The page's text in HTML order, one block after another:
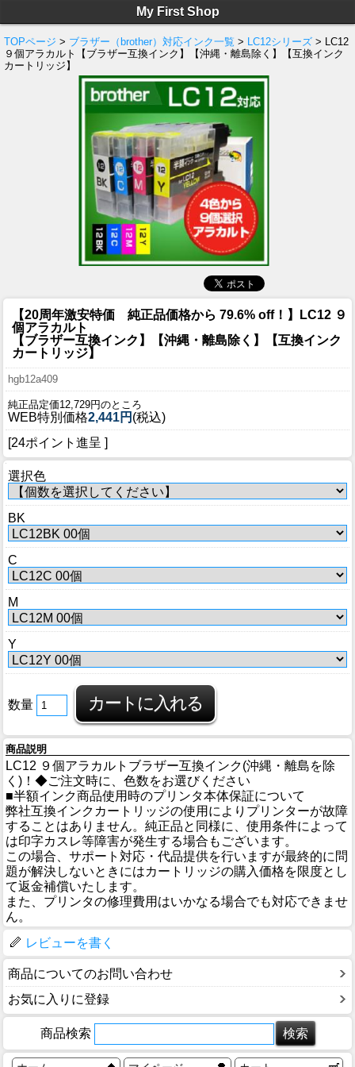
My First Shop
TOPページ > ブラザー（brother）対応インク一覧 > LC12シリーズ > LC12
９個アラカルト【ブラザー互換インク】【沖縄・離島除く】【互換インク
カートリッジ】
【20周年激安特価 純正品価格から 79.6% off！】
LC12 ９
個アラカルト
【ブラザー互換インク】【沖縄・離島除く】【互換インク
カートリッジ】
hgb12a409
純正品定価12,729円のところ
WEB特別価格2,441円 (税込)
[24ポイント進呈 ]
選択色
BK
C
M
Y
数量
商品説明
LC12 ９個アラカルトブラザー互換インク(沖縄・離島を除
く)！◆ご注文時に、色数をお選びください
■半額インク商品使用時のプリンタ本体保証について
弊社互換インクカートリッジの使用によりプリンターが故障
することはありません。純正品と同様に、使用条件によって
は印字カスレ等障害が発生する場合もございます。
この場合、サポート対応・代品提供を行いますが最終的に問
題が解決しないときにはカートリッジの購入価格を限度とし
て返金補償いたします。
また、プリンタの修理費用はいかなる場合でも対応できませ
ん。
レビューを書く
商品についてのお問い合わせ
お気に入りに登録
商品検索